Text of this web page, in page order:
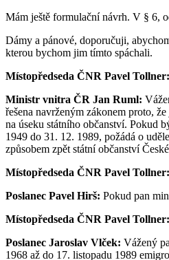
Mám ještě formulační návrh. V § 6,
Dámy a pánové, doporučuji,
kterou bychom jim tímto spáchali.
Místopředseda ČNR Pavel Tollner:
Ministr vnitra ČR Jan Ruml:
řešena navrženým zákonem proto,
na úseku státního občanství. Pokud
1949 do 31. 12. 1989, požádá o
způsobem zpět státní občanství
Místopředseda ČNR Pavel Tollner:
Poslanec Pavel Hirš: Pokud pan
Místopředseda ČNR Pavel Tollner:
Poslanec Jaroslav Vlček: Vážený
1968 až do 17. listopadu 1989